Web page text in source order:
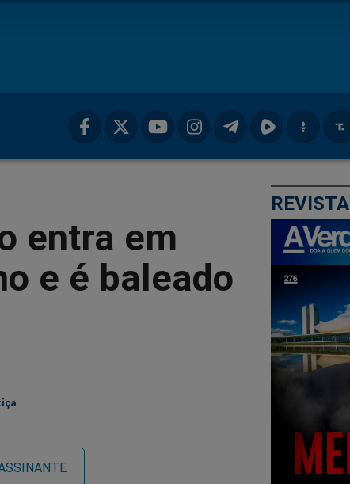
entra em
e é baleado